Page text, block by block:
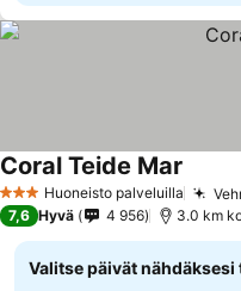
3 Tähtiluokitus
Huoneisto palveluilla
Coral Teide Mar
7,6 Hyvä 4 956 3.0 km
Valitse päivät